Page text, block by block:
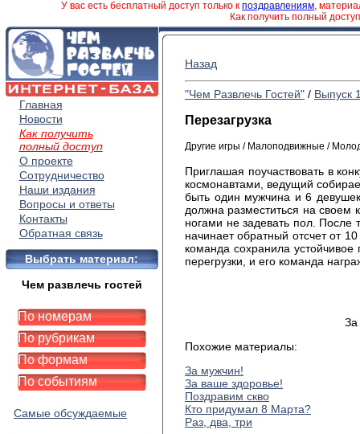
У вас есть бесплатный доступ только к поздравлениям,
Как получить полный
Главная
Новости
Как получить
полный доступ
О проекте
Сотрудничество
Наши издания
Вопросы и ответы
Контакты
Обратная связь
Выбрать материал:
Чем развлечь гостей
По номерам
По рубрикам
По формам
По событиям
Самые обсуждаемые
Назад
"Чем Развлечь Гостей" / Выпуск
Перезагрузка
Другие игры / Малоподвижные /
Приглашая поучаствовать в
космонавтами, ведущий
быть один мужчина и 6
должна разместиться на своем
ногами не задевать пол. После
начинает обратный отсчет от
команда сохранила
перегрузки, и его команда
За
Похожие материалы:
За мужчин!
За ваше здоровье!
Поздравим скво
Кто придумал 8 Марта?
Раз, два, три